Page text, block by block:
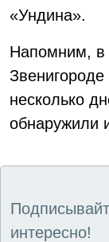
«Ундина».
Напомним, в
Звенигороде
несколько
обнаружили
интересно!